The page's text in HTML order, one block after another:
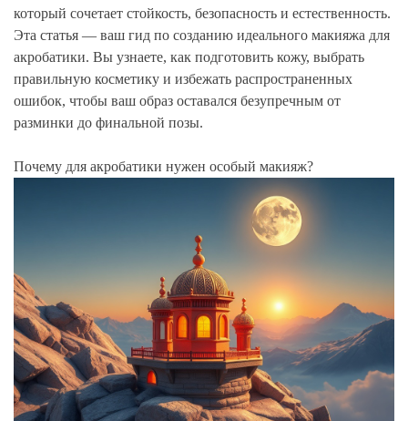
который сочетает стойкость, безопасность и естественность.
Эта статья — ваш гид по созданию идеального макияжа для
акробатики. Вы узнаете, как подготовить кожу, выбрать
правильную косметику и избежать распространенных
ошибок, чтобы ваш образ оставался безупречным от
разминки до финальной позы.
Почему для акробатики нужен особый макияж?